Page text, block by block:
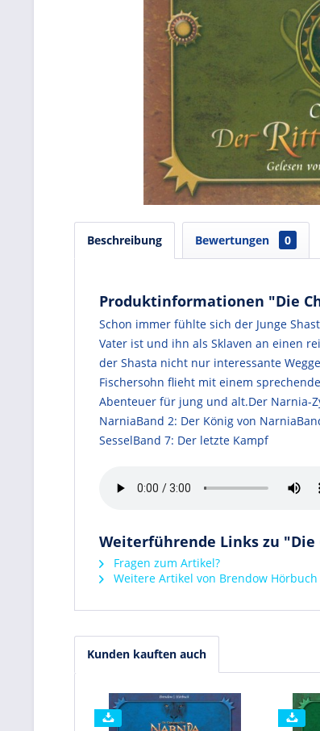
Beschreibung Bewertungen 0
Produktinformationen "Die
Schon immer fühlte sich der Junge
Vater ist und ihn als Sklaven an einen
der Shasta nicht nur interessante
Fischersohn flieht mit einem
Abenteuer für jung und alt.Der Narnia-
NarniaBand 2: Der König von
SesselBand 7: Der letzte Kampf
Weiterführende Links zu
Fragen zum Artikel?
Weitere Artikel von Brendow Hörbuch
Kunden kauften auch